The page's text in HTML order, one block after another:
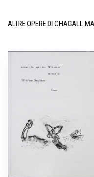
ALTRE OPERE DI CHAGALL